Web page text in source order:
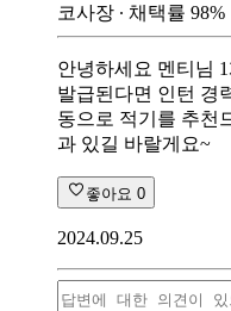
코사장 ∙ 채택률 98%
안녕하세요 멘티님
발급된다면 인턴 경
동으로 적기를 추천
과 있길 바랄게요~
좋아요 0
2024.09.25